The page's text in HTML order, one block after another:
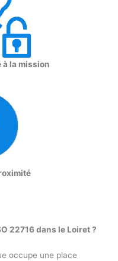
la mission
22716 dans le Loiret ?
occupe une place